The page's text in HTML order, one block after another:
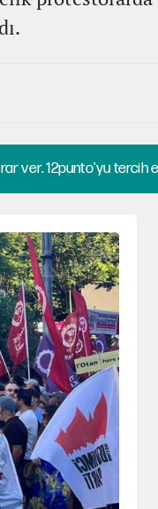
ver. 12punto'yu tercih